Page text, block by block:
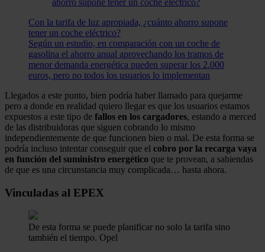
Con la tarifa de luz apropiada, ¿cuánto ahorro supone
tener un coche eléctrico?
Según un estudio, en comparación con un coche de
gasolina el ahorro anual aprovechando los tramos de
menor demanda energética pueden superar los 2.000
euros, pero no todos los usuarios lo implementan
Llegados a este punto, bien podría haber llamado para quejarme
pero a donde en realidad quiero llegar es que los usuarios estamos
expuestos a este tipo de fallos en los cargadores, estando a merced
de las distribuidoras que siguen cobrando lo mismo
independientemente de que funcionen bien o mal. De esta forma se
podría incluso intentar conseguir que el cobro por la recarga vaya
en función del suministro energético que te provean, a sabiendas
de que es una circunstancia muy complicada… hasta ahora.
Vinculadas al EPEX
De esta forma se puede planificar no solo la tarifa sino
también el tiempo. Opel